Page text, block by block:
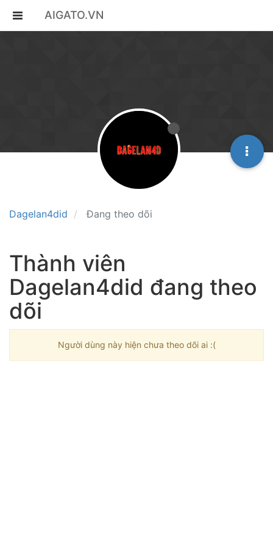
AIGATO.VN
Dagelan4did Đang theo dõi
Thành viên
Dagelan4did đang theo
dõi
Người dùng này hiện chưa theo dõi ai :(